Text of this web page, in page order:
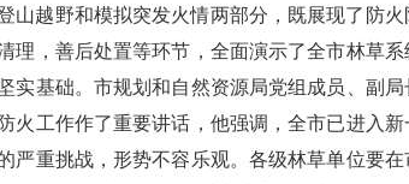
山越野和模拟突发火情两部分，既展现了防
理，善后处置等环节，全面演示了全市林草
实基础。市规划和自然资源局党组成员、副
火工作作了重要讲话，他强调，全市已进入
严重挑战，形势不容乐观。各级林草单位要